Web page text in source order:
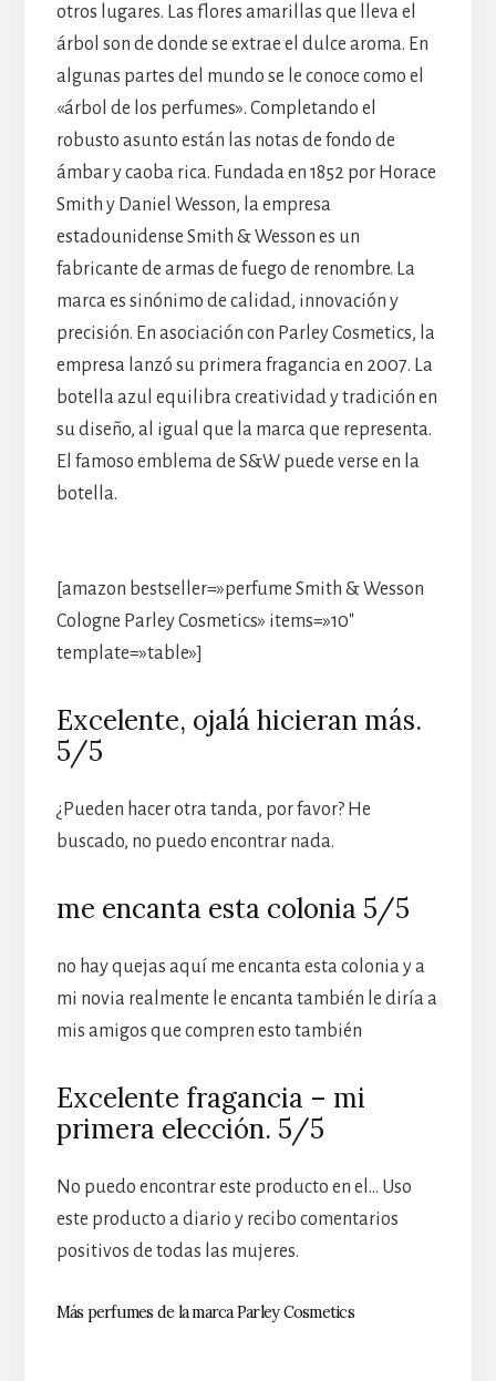
otros lugares. Las flores amarillas que lleva el
árbol son de donde se extrae el dulce aroma. En
algunas partes del mundo se le conoce como el
«árbol de los perfumes». Completando el
robusto asunto están las notas de fondo de
ámbar y caoba rica. Fundada en 1852 por Horace
Smith y Daniel Wesson, la empresa
estadounidense Smith & Wesson es un
fabricante de armas de fuego de renombre. La
marca es sinónimo de calidad, innovación y
precisión. En asociación con Parley Cosmetics, la
empresa lanzó su primera fragancia en 2007. La
botella azul equilibra creatividad y tradición en
su diseño, al igual que la marca que representa.
El famoso emblema de S&W puede verse en la
botella.
[amazon bestseller=»perfume Smith & Wesson
Cologne Parley Cosmetics» items=»10″
template=»table»]
Excelente, ojalá hicieran más.
5/5
¿Pueden hacer otra tanda, por favor? He
buscado, no puedo encontrar nada.
me encanta esta colonia 5/5
no hay quejas aquí me encanta esta colonia y a
mi novia realmente le encanta también le diría a
mis amigos que compren esto también
Excelente fragancia – mi
primera elección. 5/5
No puedo encontrar este producto en el… Uso
este producto a diario y recibo comentarios
positivos de todas las mujeres.
Más perfumes de la marca Parley Cosmetics